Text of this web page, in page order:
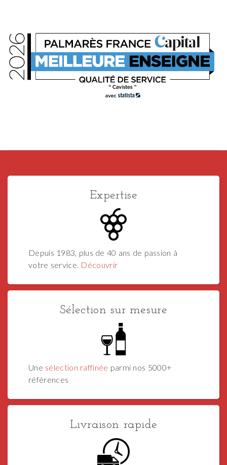
Expertise
Depuis 1983, plus de 40 ans de passion à
votre service. Découvrir
Sélection sur mesure
Une sélection raffinée parmi nos 5000+
références
Livraison rapide